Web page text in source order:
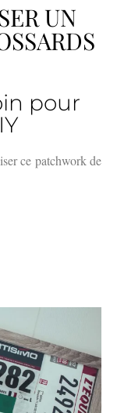
UN
pour
ce patchwork de